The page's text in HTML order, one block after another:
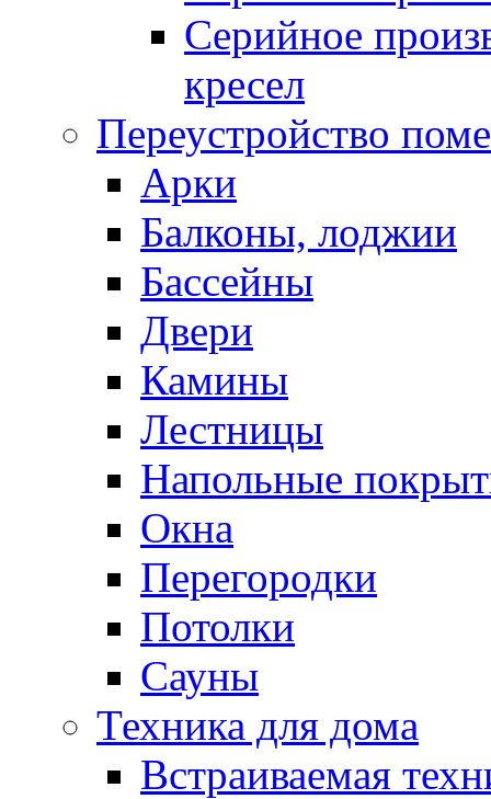
Серийное
кресел
Переустройство
Арки
Балконы, лоджии
Бассейны
Двери
Камины
Лестницы
Напольные
Окна
Перегородки
Потолки
Сауны
Техника для дома
Встраиваемая